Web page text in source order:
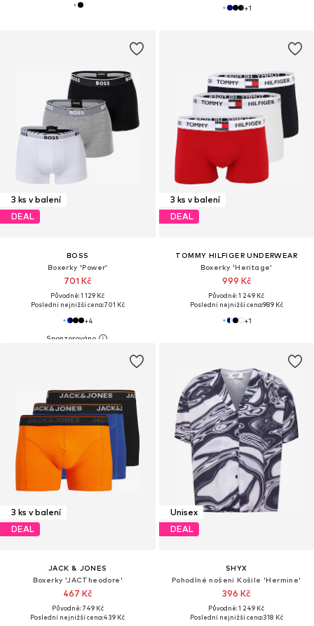
+1
3 ks v balení
DEAL
BOSS
Boxerky 'Power'
701 Kč
Původně: 1 129 Kč
Poslední nejnižší cena:701 Kč
+4
3 ks v balení
DEAL
TOMMY HILFIGER UNDERWEAR
Boxerky 'Heritage'
999 Kč
Původně: 1 249 Kč
Poslední nejnižší cena:989 Kč
+1
3 ks v balení
DEAL
JACK & JONES
Boxerky 'JACTheodore'
467 Kč
Původně: 749 Kč
Poslední nejnižší cena:439 Kč
Unisex
DEAL
SHYX
Pohodlné nošení Košile 'Hermine'
396 Kč
Původně: 1 249 Kč
Poslední nejnižší cena:318 Kč